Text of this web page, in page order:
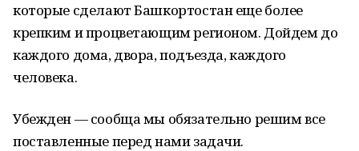
которые сделают Башкортостан еще более
крепким и процветающим регионом. Дойдем до
каждого дома, двора, подъезда, каждого
человека.
Убежден — сообща мы обязательно решим все
поставленные перед нами задачи.